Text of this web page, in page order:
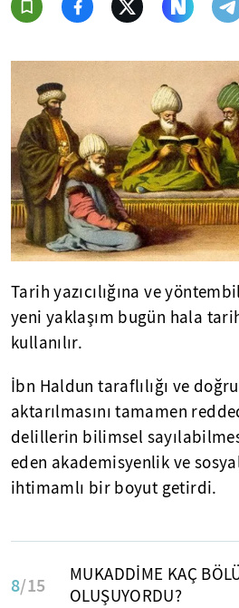
Tarih yazıcılığına ve
yeni yaklaşım bugün hala
kullanılır.
İbn Haldun taraflılığı ve
aktarılmasını tamamen
delillerin bilimsel
eden akademisyenlik ve
ihtimamlı bir boyut getirdi.
8/15
MUKADDİME KAÇ
OLUŞUYORDU?